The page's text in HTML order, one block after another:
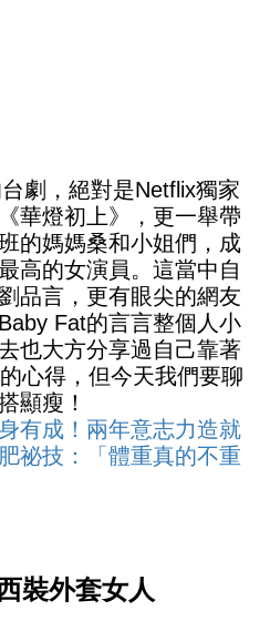
劇，絕對是Netflix獨家
華燈初上》，更一舉帶
的媽媽桑和小姐們，成
高的女演員。這當中自
品言，更有眼尖的網友
Fat的言言整個人小
也大方分享過自己靠著
心得，但今天我們要聊
顯瘦！
有成！兩年意志力造就
祕技：「體重真的不重
裝外套女人